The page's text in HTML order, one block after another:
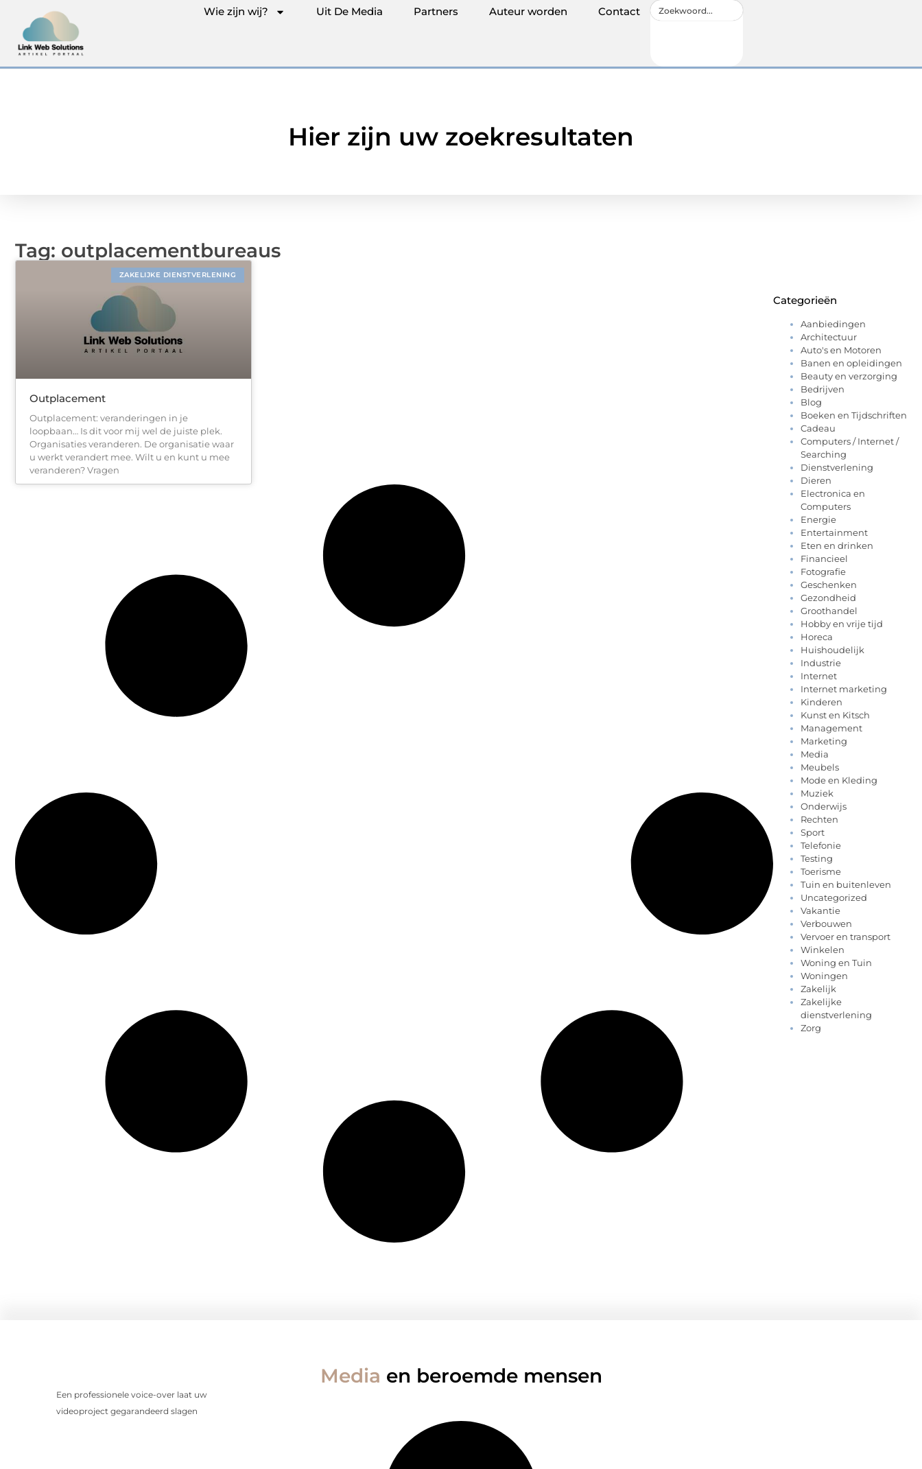
Wie zijn wij? Uit De Media Partners Auteur worden Contact
Hier zijn uw zoekresultaten
Tag: outplacementbureaus
ZAKELIJKE DIENSTVERLENING
Outplacement
Outplacement: veranderingen in je
loopbaan… Is dit voor mij wel de juiste plek.
Organisaties veranderen. De organisatie waar
u werkt verandert mee. Wilt u en kunt u mee
veranderen? Vragen
Categorieën
Aanbiedingen
Architectuur
Auto's en Motoren
Banen en opleidingen
Beauty en verzorging
Bedrijven
Blog
Boeken en Tijdschriften
Cadeau
Computers / Internet /
Searching
Dienstverlening
Dieren
Electronica en
Computers
Energie
Entertainment
Eten en drinken
Financieel
Fotografie
Geschenken
Gezondheid
Groothandel
Hobby en vrije tijd
Horeca
Huishoudelijk
Industrie
Internet
Internet marketing
Kinderen
Kunst en Kitsch
Management
Marketing
Media
Meubels
Mode en Kleding
Muziek
Onderwijs
Rechten
Sport
Telefonie
Testing
Toerisme
Tuin en buitenleven
Uncategorized
Vakantie
Verbouwen
Vervoer en transport
Winkelen
Woning en Tuin
Woningen
Zakelijk
Zakelijke
dienstverlening
Zorg
Media en beroemde mensen
Een professionele voice-over laat uw
videoproject gegarandeerd slagen